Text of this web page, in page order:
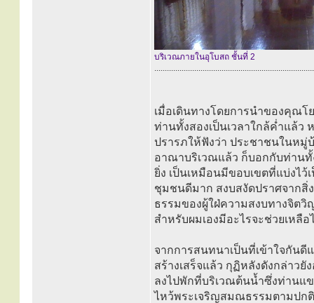
บริเวณภายในอุโบสถ ชั้นที่ 2
............................................................................
เมื่อเดินทางโดยการนำของคุณ
ท่านทั้งสองเป็นเวลาใกล้ค่ำแล้
ปรารภให้ฟังว่า ประชาชนในหมู่
อาณาบริเวณแล้ว ก็บอกกับท่านทั้
ยิ่ง เป็นเหมือนมีขอบเขตที่แบ่งไว้
ชุมชนดีมาก สงบสงัดปราศจากสิ่
ธรรมของผู้ใฝ่ความสงบทางจิต
สำหรับผมเองมีอะไรจะช่วยเหลื
จากการสนทนาเป็นที่เข้าใจกัน
สร้างเสร็จแล้ว กุฏิหลังดังกล่าว
ลงไปพักที่บริเวณต้นน้ำซึ่งท่านแ
ไหว้พระเจริญสมณธรรมตามปก